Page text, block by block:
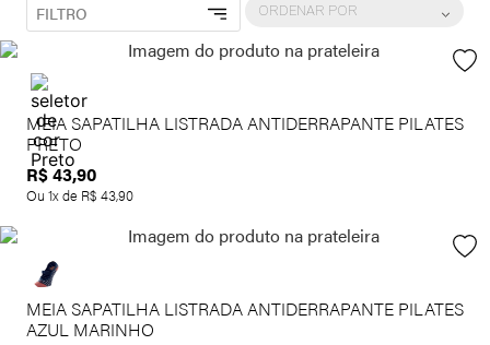
FILTRO ORDENAR POR
MEIA SAPATILHA LISTRADA ANTIDERRAPANTE PILATES
PRETO
R$43,90
Ou 1x de R$ 43,90
MEIA SAPATILHA LISTRADA ANTIDERRAPANTE PILATES
AZUL MARINHO